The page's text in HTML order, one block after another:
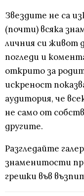
Звездите не са
(почти) всяка
личния си живот
погледи и
открито за
искреност
аудитория, че
не само от
другите.
Разгледайте
знаменитости
грешки във